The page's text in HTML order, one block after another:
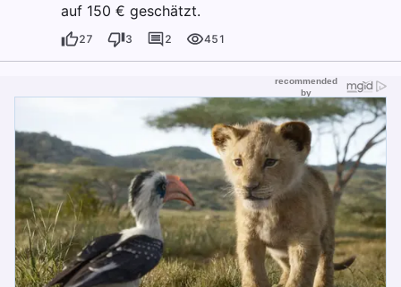
auf 150 € geschätzt.
27 3 2 451